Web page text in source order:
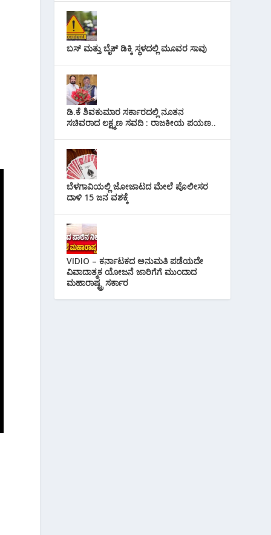
ಬಸ್ ಮತ್ತು ಬೈಕ್ ಡಿಕ್ಕಿ ಸ್ಥಳದಲ್ಲಿ ಮೂವರ ಸಾವು
ಡಿ.ಕೆ ಶಿವಕುಮಾರ ಸರ್ಕಾರದಲ್ಲಿ ನೂತನ
ಸಚಿವರಾದ ಲಕ್ಷ್ಮಣ ಸವದಿ : ರಾಜಕೀಯ ಪಯಣ..
ಬೆಳಗಾವಿಯಲ್ಲಿ ಜೋಜಾಟದ ಮೇಲೆ ಪೊಲೀಸರ
ದಾಳಿ 15 ಜನ ವಶಕ್ಕೆ
VIDIO – ಕರ್ನಾಟಕದ ಅನುಮತಿ ಪಡೆಯದೇ
ವಿವಾದಾತ್ಮಕ ಯೋಜನೆ ಜಾರಿಗೆಗೆ ಮುಂದಾದ
ಮಹಾರಾಷ್ಟ್ರ ಸರ್ಕಾರ